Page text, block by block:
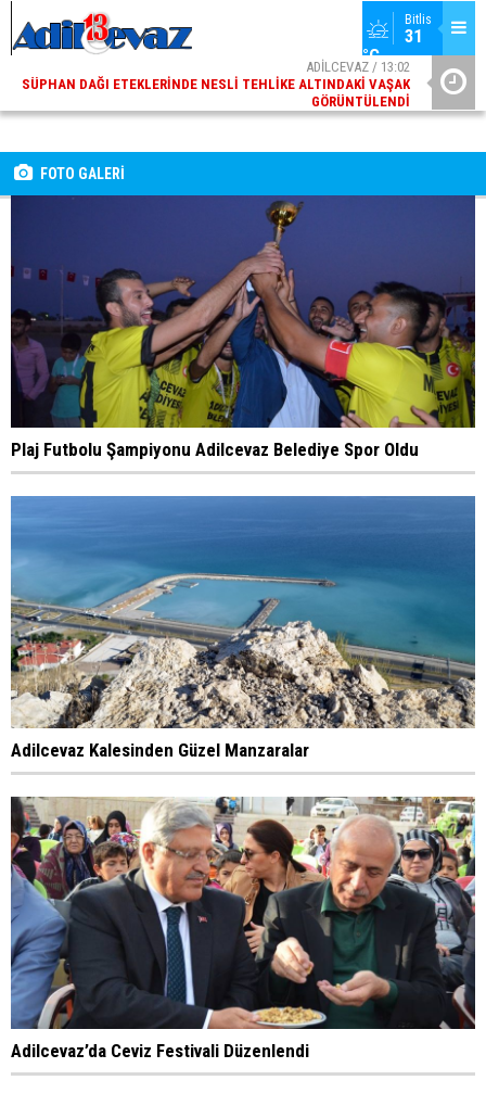
Bitlis
31
°C
ADİLCEVAZ / 13:02
SÜPHAN DAĞI ETEKLERINDE NESLI TEHLIKE ALTINDAKI VAŞAK
GÖRÜNTÜLENDI
ADİLCEVAZ / 09:10
İÇIŞLERI BAKANI OLDU
FOTO GALERİ
Plaj Futbolu Şampiyonu Adilcevaz Belediye Spor Oldu
Adilcevaz Kalesinden Güzel Manzaralar
Adilcevaz’da Ceviz Festivali Düzenlendi